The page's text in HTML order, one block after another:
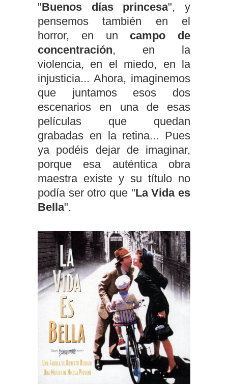
"Buenos días princesa", y
pensemos también en el
horror, en un campo de
concentración, en la
violencia, en el miedo, en la
injusticia... Ahora, imaginemos
que juntamos esos dos
escenarios en una de esas
películas que quedan
grabadas en la retina... Pues
ya podéis dejar de imaginar,
porque esa auténtica obra
maestra existe y su título no
podía ser otro que "La Vida es
Bella".